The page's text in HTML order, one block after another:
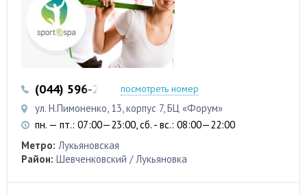
(044) 596-23-23посмотреть номер
ул. Н.Пимоненко, 13, корпус 7, БЦ «Форум»
пн. — пт.: 07:00—23:00, сб. - вс.: 08:00—22:00
Метро: Лукьяновская
Район: Шевченковский / Лукьяновка